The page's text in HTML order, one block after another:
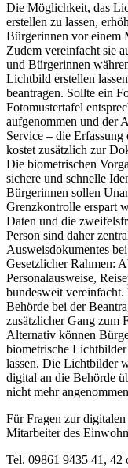
Die Möglichkeit, das
erstellen zu lassen,
Bürgerinnen vor einem
Zudem vereinfacht sie
und Bürgerinnen
Lichtbild erstellen
beantragen. Sollte ein
Fotomustertafel
aufgenommen und der
Service – die
kostet zusätzlich zur
Die biometrischen
sichere und schnelle
Bürgerinnen sollen
Grenzkontrolle erspart
Daten und die
Person sind daher
Ausweisdokumentes
Gesetzlicher Rahmen:
Personalausweise,
bundesweit
Behörde bei der
zusätzlicher Gang zum
Alternativ können
biometrische
lassen. Die Lichtbilder
digital an die Behörde
nicht mehr
Für Fragen zur
Mitarbeiter des
Tel. 09861 9435 41, 42